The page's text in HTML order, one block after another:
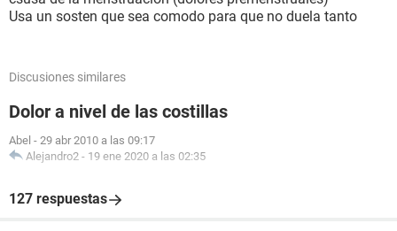
Usa un sosten que sea comodo para que no duela tanto
Discusiones similares
Dolor a nivel de las costillas
Abel - 29 abr 2010 a las 09:17
Alejandro2 - 19 ene 2020 a las 02:35
127 respuestas